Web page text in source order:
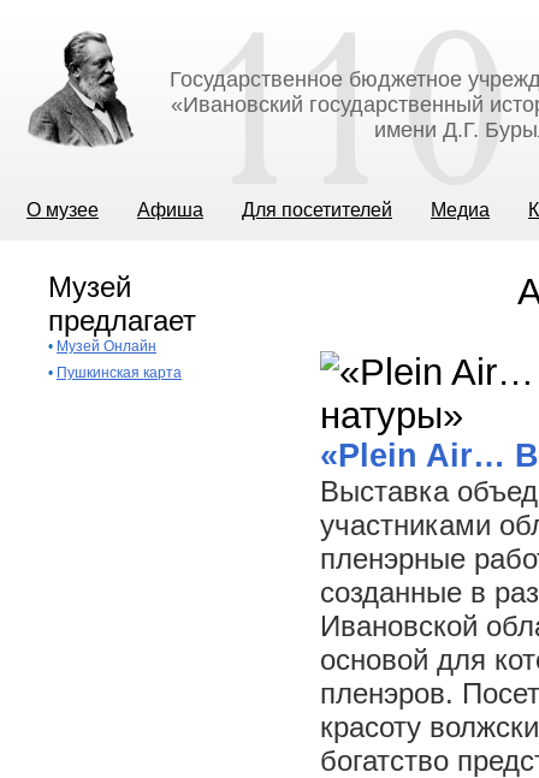
Государственное бюджетное
«Ивановский государственный
имени Д.Г.
О музее Афиша Для посетителей Медиа
Музей
предлагает
• Музей Онлайн
• Пушкинская карта
«Plein Air…
Выставка
участниками
пленэрные
созданные в
Ивановской
основой для
пленэров.
красоту
богатство